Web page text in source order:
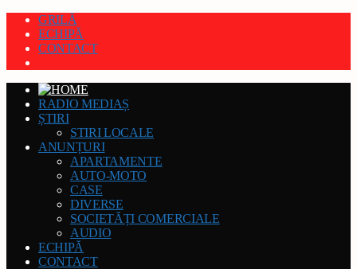
GRILĂ
ECHIPĂ
CONTACT
RADIO MEDIAȘ
ȘTIRI
STIRI LOCALE
ANUNȚURI
APARTAMENTE
AUTO-MOTO
CASE
DIVERSE
SOCIETĂȚI COMERCIALE
AUDIO
ECHIPĂ
CONTACT